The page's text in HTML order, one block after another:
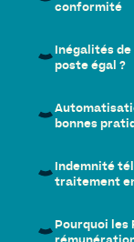
conformité
Inégalités
poste égal ?
bonnes
Indemnité
traitement
Pourquoi les